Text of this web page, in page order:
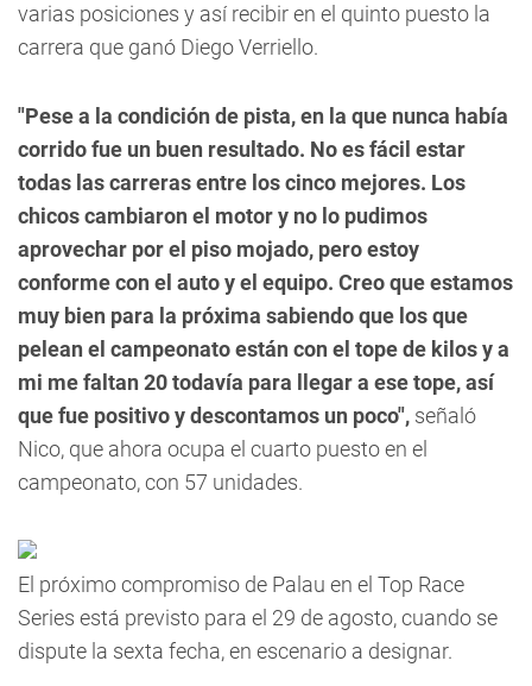
varias posiciones y así recibir en el quinto puesto la
carrera que ganó Diego Verriello.
"Pese a la condición de pista, en la que nunca había
corrido fue un buen resultado. No es fácil estar
todas las carreras entre los cinco mejores. Los
chicos cambiaron el motor y no lo pudimos
aprovechar por el piso mojado, pero estoy
conforme con el auto y el equipo. Creo que estamos
muy bien para la próxima sabiendo que los que
pelean el campeonato están con el tope de kilos y a
mi me faltan 20 todavía para llegar a ese tope, así
que fue positivo y descontamos un poco", señaló
Nico, que ahora ocupa el cuarto puesto en el
campeonato, con 57 unidades.
El próximo compromiso de Palau en el Top Race
Series está previsto para el 29 de agosto, cuando se
dispute la sexta fecha, en escenario a designar.